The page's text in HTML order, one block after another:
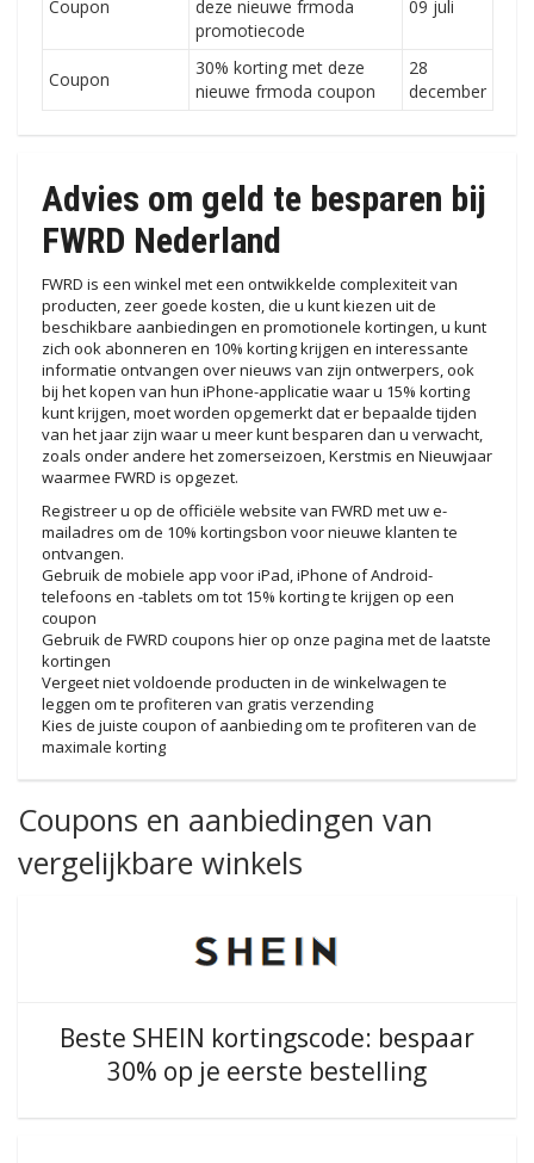
Coupon
deze nieuwe frmoda
promotiecode
09 juli
Coupon
30% korting met deze
nieuwe frmoda coupon
28
december
Advies om geld te besparen bij
FWRD Nederland
FWRD is een winkel met een ontwikkelde complexiteit van
producten, zeer goede kosten, die u kunt kiezen uit de
beschikbare aanbiedingen en promotionele kortingen, u kunt
zich ook abonneren en 10% korting krijgen en interessante
informatie ontvangen over nieuws van zijn ontwerpers, ook
bij het kopen van hun iPhone-applicatie waar u 15% korting
kunt krijgen, moet worden opgemerkt dat er bepaalde tijden
van het jaar zijn waar u meer kunt besparen dan u verwacht,
zoals onder andere het zomerseizoen, Kerstmis en Nieuwjaar
waarmee FWRD is opgezet.
Registreer u op de officiële website van FWRD met uw e-
mailadres om de 10% kortingsbon voor nieuwe klanten te
ontvangen.
Gebruik de mobiele app voor iPad, iPhone of Android-
telefoons en -tablets om tot 15% korting te krijgen op een
coupon
Gebruik de FWRD coupons hier op onze pagina met de laatste
kortingen
Vergeet niet voldoende producten in de winkelwagen te
leggen om te profiteren van gratis verzending
Kies de juiste coupon of aanbieding om te profiteren van de
maximale korting
Coupons en aanbiedingen van
vergelijkbare winkels
Beste SHEIN kortingscode: bespaar
30% op je eerste bestelling